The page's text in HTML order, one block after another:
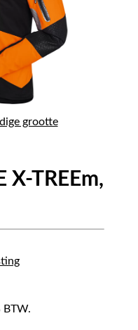
grootte
X-TREEm,
BTW.